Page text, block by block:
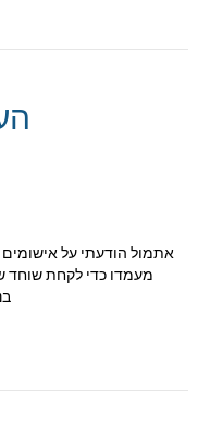
אתמול הודעתי על אישומים
מעמדו כדי לקחת שוחד